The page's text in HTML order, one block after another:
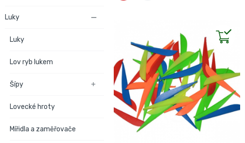
Luky 
Luky
Lov ryb lukem
Šípy 
Lovecké hroty
Mířidla a zaměřovače